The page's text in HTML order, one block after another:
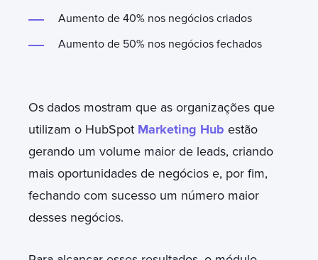
Aumento de 40% nos negócios criados
Aumento de 50% nos negócios fechados
Osdados mostram que as organizações que
utilizam o HubSpot Marketing Hub estão
gerando um volume maior de leads, criando
mais oportunidades de negócios e, por fim,
fechando com sucesso um número maior
desses negócios.